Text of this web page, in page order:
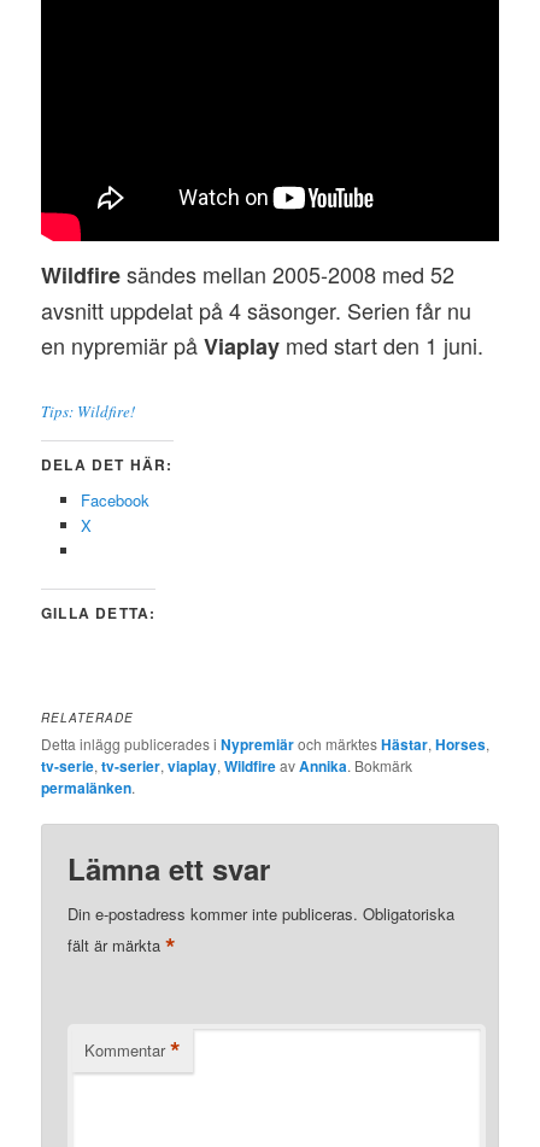
Wildfiresändes mellan 2005-2008 med 52
avsnitt uppdelat på 4 säsonger. Serien får nu
en nypremiär påViaplay med start den 1 juni.
Tips: Wildfire!
DELA DET HÄR:
Facebook
X
GILLA DETTA:
RELATERADE
Detta inlägg publicerades iNypremiäroch märktesHästar,Horses,
tv-serie,tv-serier,viaplay,WildfireavAnnika. Bokmärk
permalänken.
Lämna ett svar
Din e-postadress kommer inte publiceras. Obligatoriska
fält är märkta*
Kommentar *